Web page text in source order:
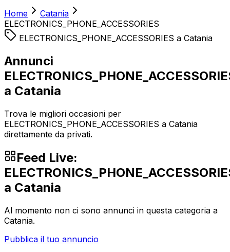
Home
Catania
ELECTRONICS_PHONE_ACCESSORIES
ELECTRONICS_PHONE_ACCESSORIES a Catania
Annunci
a Catania
Trova le migliori occasioni per
ELECTRONICS_PHONE_ACCESSORIES a Catania
direttamente da privati.
Feed Live:
a Catania
Al momento non ci sono annunci in questa categoria a
Catania.
Pubblica il tuo annuncio